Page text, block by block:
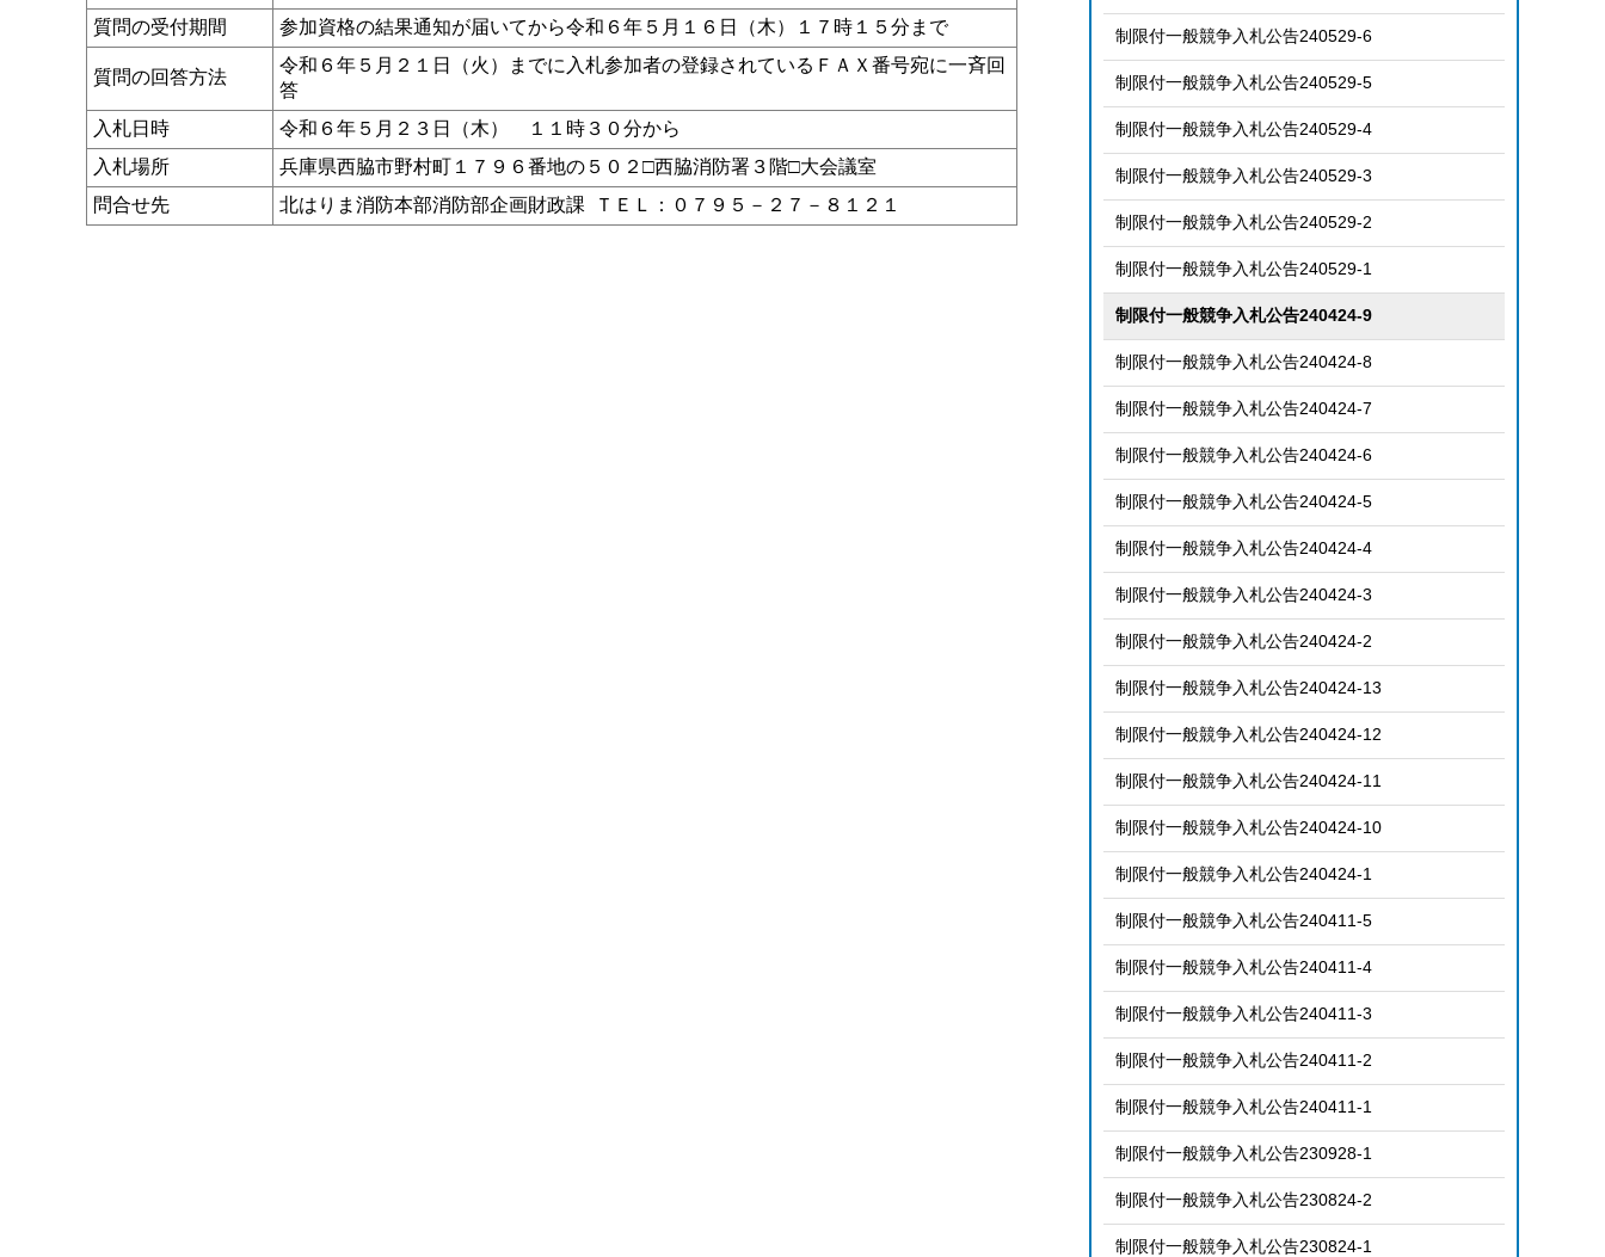
質問の受付期間
参加資格の結果通知が届いてから令和６年５月１６日（木）１７時１５分まで
質問の回答方法
令和６年５月２１日（火）までに入札参加者の登録されているＦＡＸ番号宛に一斉回
答
入札日時
令和６年５月２３日（木） １１時３０分から
入札場所
兵庫県西脇市野村町１７９６番地の５０２□西脇消防署３階□大会議室
問合せ先
北はりま消防本部消防部企画財政課 ＴＥＬ：０７９５－２７－８１２１
制限付一般競争入札公告240529-6
制限付一般競争入札公告240529-5
制限付一般競争入札公告240529-4
制限付一般競争入札公告240529-3
制限付一般競争入札公告240529-2
制限付一般競争入札公告240529-1
制限付一般競争入札公告240424-9
制限付一般競争入札公告240424-8
制限付一般競争入札公告240424-7
制限付一般競争入札公告240424-6
制限付一般競争入札公告240424-5
制限付一般競争入札公告240424-4
制限付一般競争入札公告240424-3
制限付一般競争入札公告240424-2
制限付一般競争入札公告240424-13
制限付一般競争入札公告240424-12
制限付一般競争入札公告240424-11
制限付一般競争入札公告240424-10
制限付一般競争入札公告240424-1
制限付一般競争入札公告240411-5
制限付一般競争入札公告240411-4
制限付一般競争入札公告240411-3
制限付一般競争入札公告240411-2
制限付一般競争入札公告240411-1
制限付一般競争入札公告230928-1
制限付一般競争入札公告230824-2
制限付一般競争入札公告230824-1